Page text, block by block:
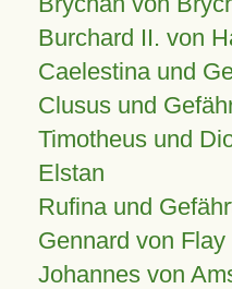
Burchard II. von
Caelestina und
Clusus und
Timotheus und
Elstan
Rufina und
Gennard von Flay
Johannes von